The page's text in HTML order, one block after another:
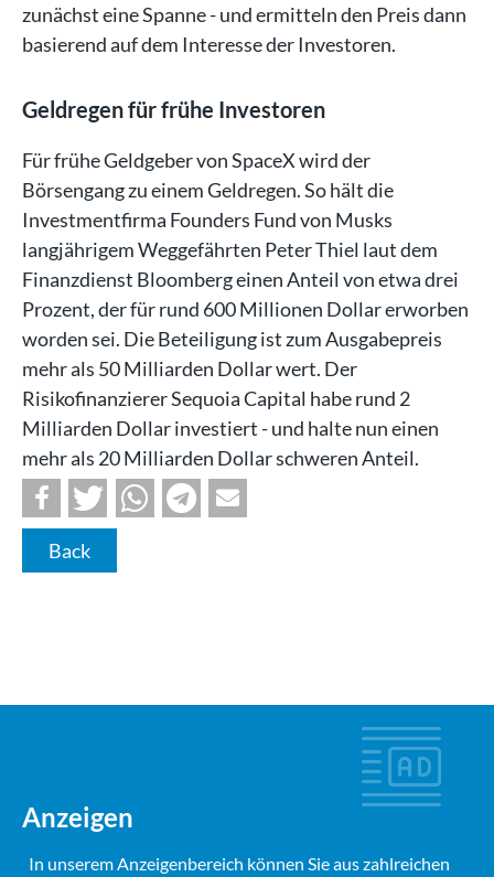
zunächst eine Spanne - und ermitteln den Preis dann
basierend auf dem Interesse der Investoren.
Geldregen für frühe Investoren
Für frühe Geldgeber von SpaceX wird der
Börsengang zu einem Geldregen. So hält die
Investmentfirma Founders Fund von Musks
langjährigem Weggefährten Peter Thiel laut dem
Finanzdienst Bloomberg einen Anteil von etwa drei
Prozent, der für rund 600 Millionen Dollar erworben
worden sei. Die Beteiligung ist zum Ausgabepreis
mehr als 50 Milliarden Dollar wert. Der
Risikofinanzierer Sequoia Capital habe rund 2
Milliarden Dollar investiert - und halte nun einen
mehr als 20 Milliarden Dollar schweren Anteil.
Back
Anzeigen
In unserem Anzeigenbereich können Sie aus zahlreichen